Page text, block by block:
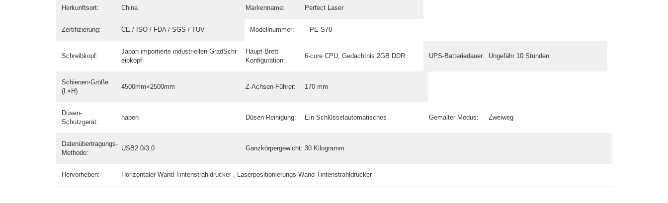
Herkunftsort: China Markenname: Perfect Laser
Zertifizierung: CE / ISO / FDA / SGS / TUV Modellnummer: PE-S70
Schreibkopf:
Japan importierte industriellen GradSchr
eibkopf
Haupt-Brett
Konfiguration:
6-core CPU, Gedächtnis 2GB DDR UPS-Batteriedauer: Ungefähr 10 Stunden
Schienen-Größe
(L×H):
4500mm×2500mm Z-Achsen-Führer: 170 mm
Düsen-
Schutzgerät:
haben Düsen-Reinigung: Ein Schlüsselautomatisches Gemalter Modus: Zweiweg
Datenübertragungs-
Methode:
USB2.0/3.0 Ganzkörpergewicht: 30 Kilogramm
Hervorheben: Horizontaler Wand-Tintenstrahldrucker , Laserpositionierungs-Wand-Tintenstrahldrucker